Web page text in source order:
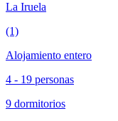
La Iruela
(1)
Alojamiento entero
4 - 19 personas
9 dormitorios